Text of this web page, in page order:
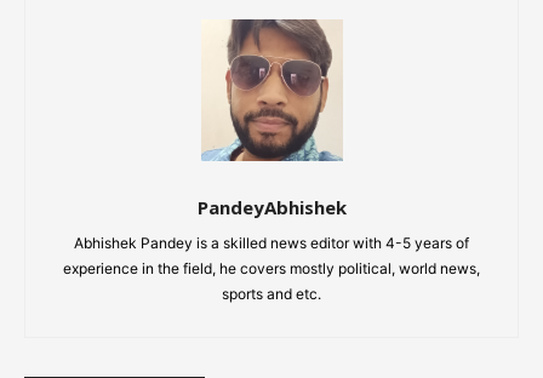
PandeyAbhishek
Abhishek Pandey is a skilled news editor with 4-5 years of
experience in the field, he covers mostly political, world news,
sports and etc.